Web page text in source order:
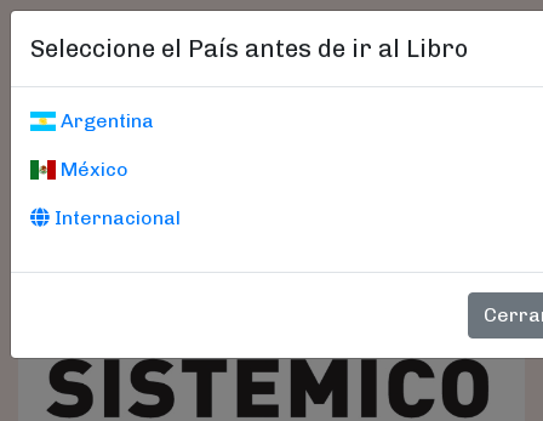
Seleccione el País antes de ir al Libro
Argentina
México
Internacional